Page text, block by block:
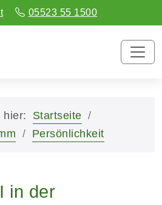
05523 55 1500
hier:
Startseite
Persönlichkeit
in der